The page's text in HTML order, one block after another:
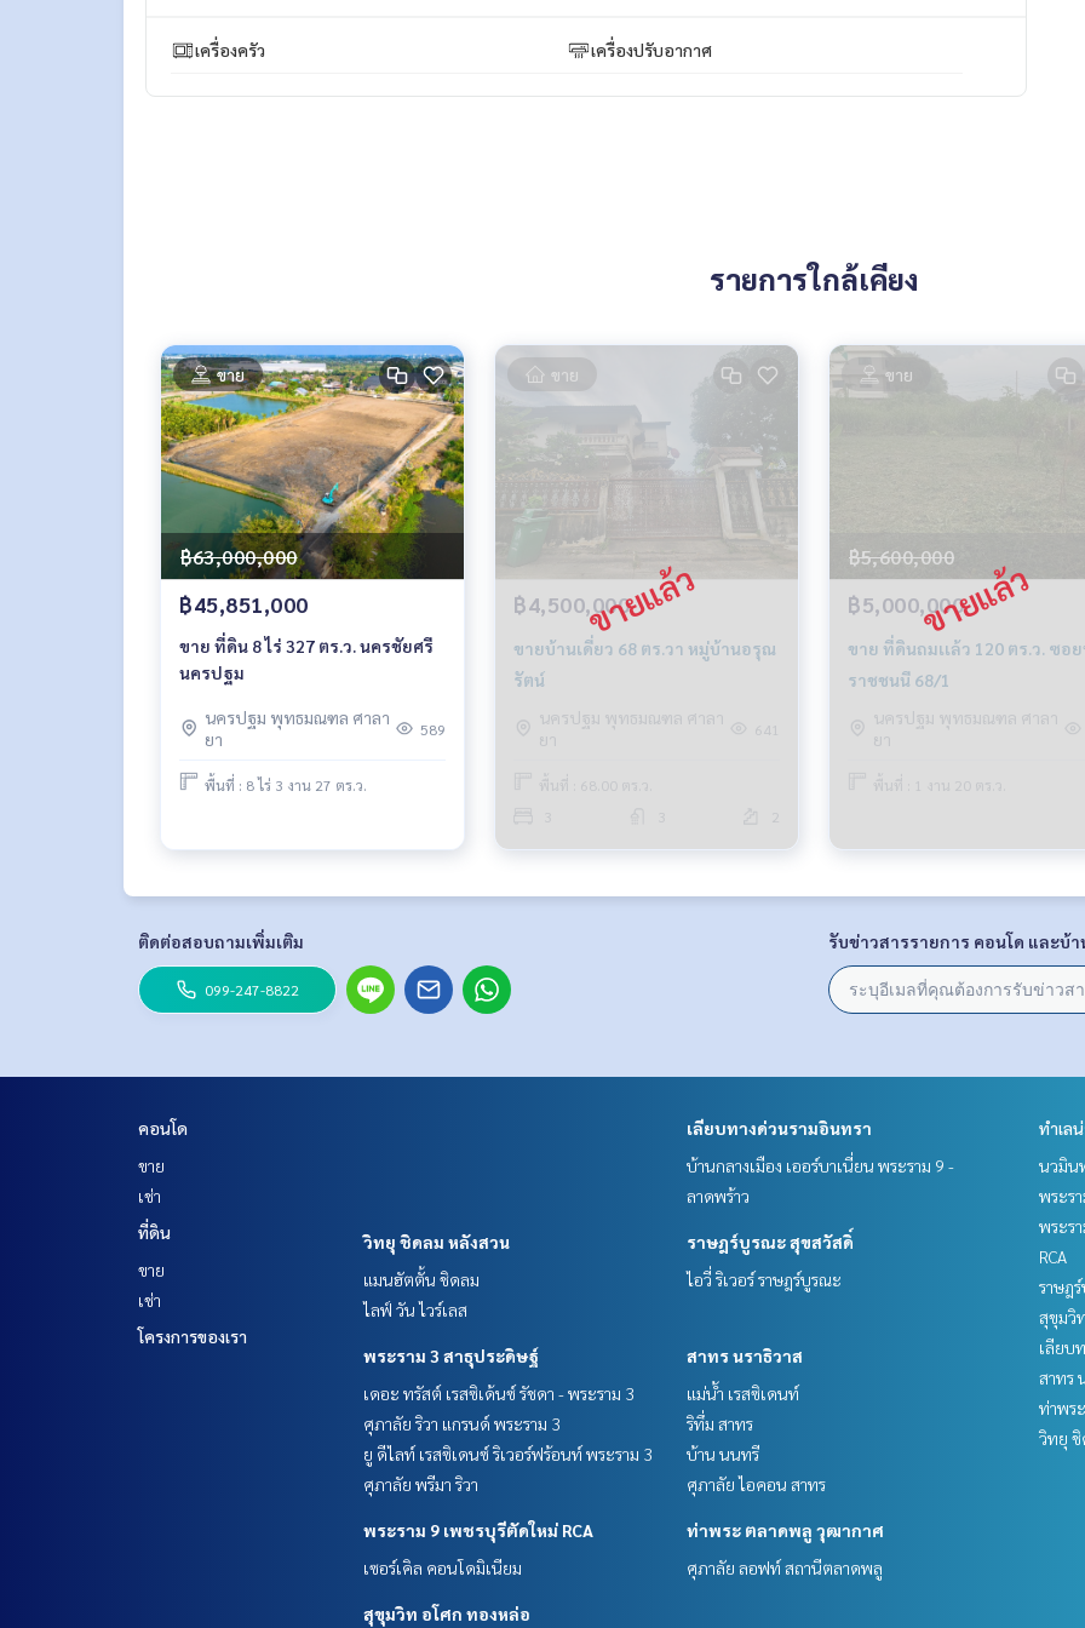
0992478822
Line ID: @superbestate
Line ID: naris1490
เครื่องครัว เครื่องปรับอากาศ
รายการใกล้เคียง
ขาย
฿63,000,000
฿45,851,000
ขาย ที่ดิน 8 ไร่ 327 ตร.ว. นครชัยศรี
นครปฐม
นครปฐม พุทธมณฑล ศาลา
ยา
589
พื้นที่ : 8 ไร่ 3 งาน 27 ตร.ว.
ขาย
฿4,500,000
ขายบ้านเดี่ยว 68 ตร.วา หมู่บ้านอรุณ
รัตน์
นครปฐม พุทธมณฑล ศาลา
ยา
641
พื้นที่ : 68.00 ตร.ว.
ขาย
฿5,600,000
฿5,000,000
ขาย ที่ดินถมเเล้ว 120 ตร.ว. ซอยบรม
ราชชนนี 68/1
นครปฐม พุทธมณฑล ศาลา
ยา
พื้นที่ : 1 งาน 20 ตร.ว.
ติดต่อสอบถามเพิ่มเติม
099-247-8822
รับข่าวสารรายการ คอนโด และบ้า
คอนโด
ขาย
เช่า
ที่ดิน
ขาย
เช่า
โครงการของเรา
เลียบทางด่วนรามอินทรา
บ้านกลางเมือง เออร์บาเนี่ยน พระราม 9 -
ลาดพร้าว
วิทยุ ชิดลม หลังสวน
แมนฮัตตั้น ชิดลม
ไลฟ์ วัน ไวร์เลส
ราษฎร์บูรณะ สุขสวัสดิ์
ไอวี่ ริเวอร์ ราษฎร์บูรณะ
พระราม 3 สาธุประดิษฐ์
เดอะ ทรัสต์ เรสซิเด้นซ์ รัชดา - พระราม 3
ศุภาลัย ริวา แกรนด์ พระราม 3
ยู ดีไลท์ เรสซิเดนซ์ ริเวอร์ฟร้อนท์ พระราม 3
ศุภาลัย พรีมา ริวา
สาทร นราธิวาส
แม่น้ำ เรสซิเดนท์
ริทึ่ม สาทร
บ้าน นนทรี
ศุภาลัย ไอคอน สาทร
พระราม 9 เพชรบุรีตัดใหม่ RCA
เซอร์เคิล คอนโดมิเนียม
ท่าพระ ตลาดพลู วุฒากาศ
ศุภาลัย ลอฟท์ สถานีตลาดพลู
สุขุมวิท อโศก ทองหล่อ
ทำเล
นวมิน
พระร
พระร
RCA
ราษฎ
สุขุมวิ
เลียบ
สาทร
ท่าพร
วิทยุ